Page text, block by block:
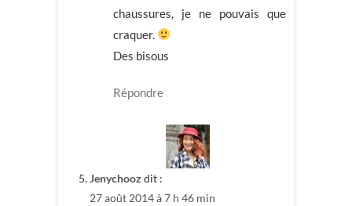
chaussures, je ne pouvais que
craquer.
Des bisous
Répondre
Jenychooz dit :
27 août 2014 à 7 h 46 min